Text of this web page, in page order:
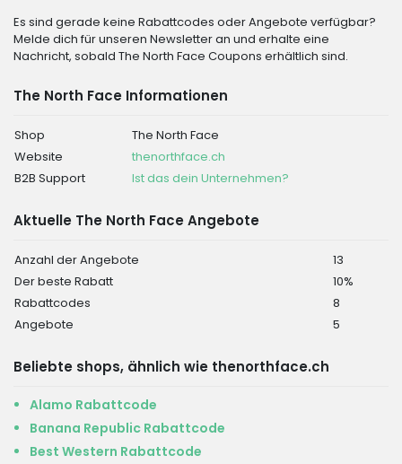
Es sind gerade keine Rabattcodes oder Angebote verfügbar?
Melde dich für unseren Newsletter an und erhalte eine
Nachricht, sobald The North Face Coupons erhältlich sind.
The North Face Informationen
Shop
The North Face
Website
thenorthface.ch
B2B Support
Ist das dein Unternehmen?
Aktuelle The North Face Angebote
Anzahl der Angebote
13
Der beste Rabatt
10%
Rabattcodes
8
Angebote
5
Beliebte shops, ähnlich wie thenorthface.ch
Alamo Rabattcode
Banana Republic Rabattcode
Best Western Rabattcode